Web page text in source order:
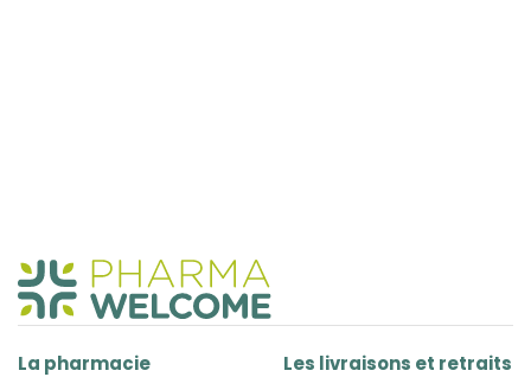
La pharmacie Les livraisons et retraits